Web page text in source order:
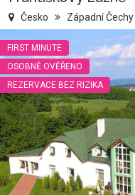
Česko Západní Čechy
FIRST MINUTE
OSOBNĚ OVĚŘENO
REZERVACE BEZ RIZIKA